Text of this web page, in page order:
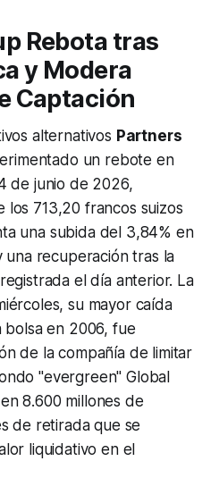
Rebota tras
y Modera
Captación
alternativos Partners
un rebote en
de junio de 2026,
713,20 francos suizos
una subida del 3,84% en
una recuperación tras la
el día anterior. La
su mayor caída
bolsa en 2006, fue
de la compañía de limitar
"evergreen" Global
8.600 millones de
de retirada que se
liquidativo en el